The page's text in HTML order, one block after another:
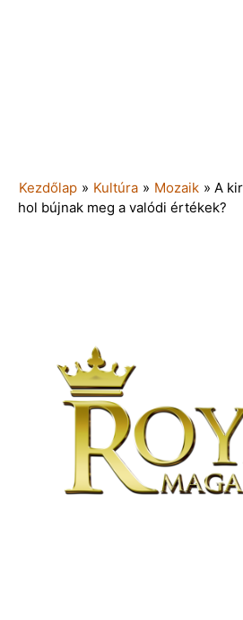
Kezdőlap » Kultúra » Mozaik » A
hol bújnak meg a valódi értékek?